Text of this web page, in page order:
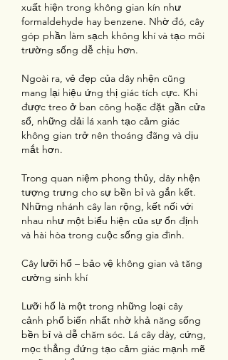
xuất hiện trong không gian kín như
formaldehyde hay benzene. Nhờ đó, cây
góp phần làm sạch không khí và tạo môi
trường sống dễ chịu hơn.
Ngoài ra, vẻ đẹp của dây nhện cũng
mang lại hiệu ứng thị giác tích cực. Khi
được treo ở ban công hoặc đặt gần cửa
sổ, những dải lá xanh tạo cảm giác
không gian trở nên thoáng đãng và dịu
mắt hơn.
Trong quan niệm phong thủy, dây nhện
tượng trưng cho sự bền bỉ và gắn kết.
Những nhánh cây lan rộng, kết nối với
nhau như một biểu hiện của sự ổn định
và hài hòa trong cuộc sống gia đình.
Cây lưỡi hổ – bảo vệ không gian và tăng
cường sinh khí
Lưỡi hổ là một trong những loại cây
cảnh phổ biến nhất nhờ khả năng sống
bền bỉ và dễ chăm sóc. Lá cây dày, cứng,
mọc thẳng đứng tạo cảm giác mạnh mẽ